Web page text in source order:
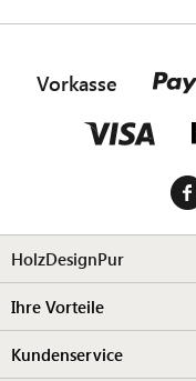
Vorkasse
HolzDesignPur
Ihre Vorteile
Kundenservice